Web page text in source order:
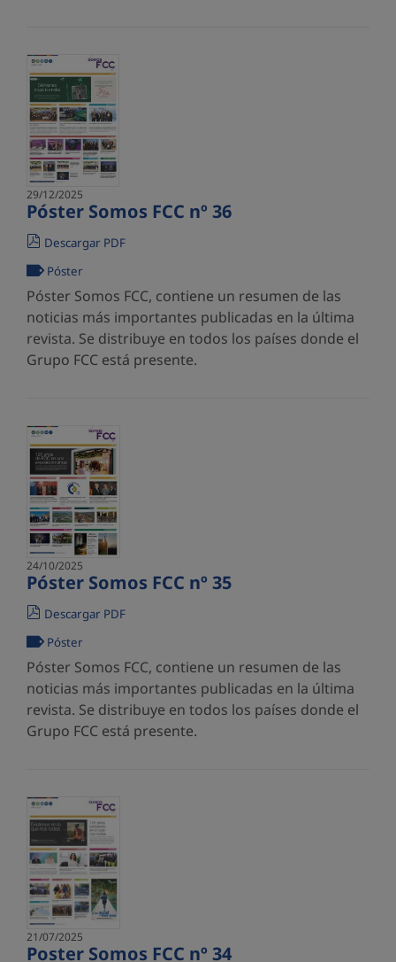
29/12/2025
Póster Somos FCC nº 36
Descargar PDF
Póster
Póster Somos FCC, contiene un resumen de las
noticias más importantes publicadas en la última
revista. Se distribuye en todos los países donde el
Grupo FCC está presente.
24/10/2025
Póster Somos FCC nº 35
Descargar PDF
Póster
Póster Somos FCC, contiene un resumen de las
noticias más importantes publicadas en la última
revista. Se distribuye en todos los países donde el
Grupo FCC está presente.
21/07/2025
Poster Somos FCC nº 34